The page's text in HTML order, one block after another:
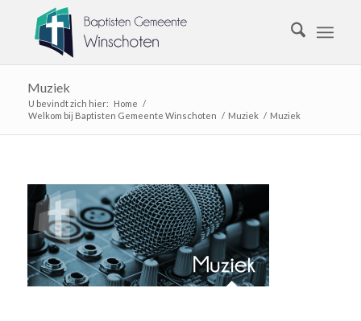
Muziek
U bevindt zich hier: Home /
Welkom bij Baptisten Gemeente Winschoten / Muziek / Muziek